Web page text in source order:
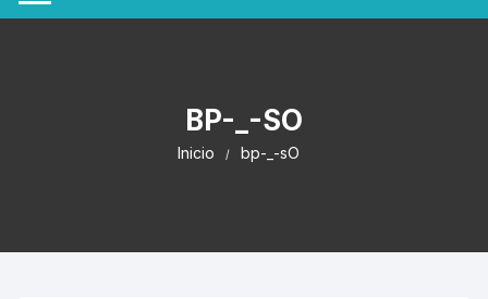
BP-_-SO
Inicio bp-_-sO